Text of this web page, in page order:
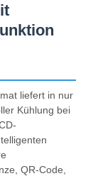
liefert in nur
Kühlung bei
QR-Code,